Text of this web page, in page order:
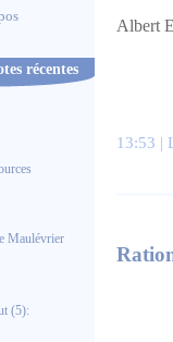
récentes
Maulévrier
(5):
Albert
13:53 |